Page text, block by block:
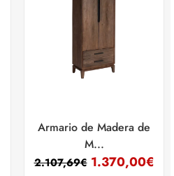
Armario de Madera de
M...
2.107,69€ 1.370,00€